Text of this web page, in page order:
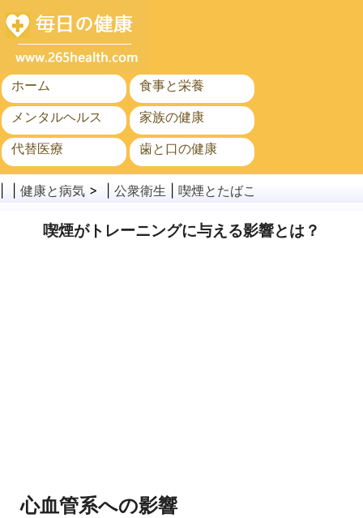
ホーム
食事と栄養
メンタルヘルス
家族の健康
代替医療
歯と口の健康
がん
公衆衛生
健康と病気 > | 公衆衛生 喫煙とたばこ
喫煙がトレーニングに与える影響とは？
心血管系への影響